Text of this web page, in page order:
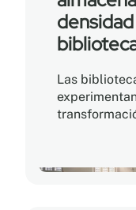
Las
verdaderos